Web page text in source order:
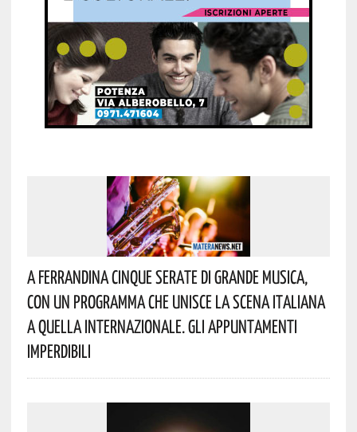
A Ferrandina Cinque Serate Di Grande Musica,
Con Un Programma Che Unisce La Scena Italiana
A Quella Internazionale. Gli Appuntamenti
Imperdibili